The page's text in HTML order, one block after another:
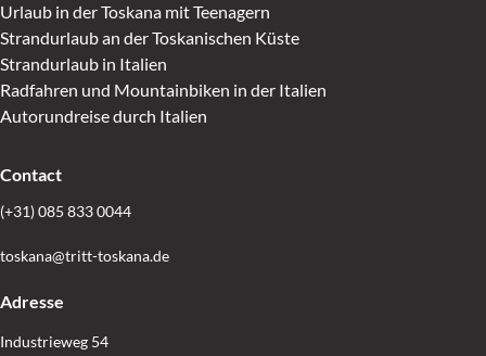
Urlaub in der Toskana mit Teenagern
Strandurlaub an der Toskanischen Küste
Strandurlaub in Italien
Radfahren und Mountainbiken in der Italien
Autorundreise durch Italien
Contact
(+31) 085 833 0044
toskana@tritt-toskana.de
Adresse
Industrieweg 54